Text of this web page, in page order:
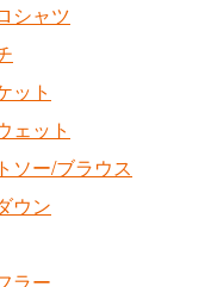
シャツ
ット
ェット
ソー/ブラウス
ウン